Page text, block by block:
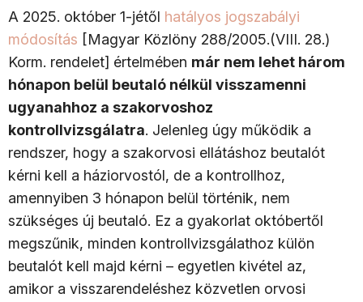
A 2025. október 1-jétől hatályos jogszabályi
módosítás [Magyar Közlöny 288/2005.(VIII. 28.)
Korm. rendelet] értelmében már nem lehet három
hónapon belül beutaló nélkül visszamenni
ugyanahhoz a szakorvoshoz
kontrollvizsgálatra. Jelenleg úgy működik a
rendszer, hogy a szakorvosi ellátáshoz beutalót
kérni kell a háziorvostól, de a kontrollhoz,
amennyiben 3 hónapon belül történik, nem
szükséges új beutaló. Ez a gyakorlat októbertől
megszűnik, minden kontrollvizsgálathoz külön
beutalót kell majd kérni – egyetlen kivétel az,
amikor a visszarendeléshez közvetlen orvosi